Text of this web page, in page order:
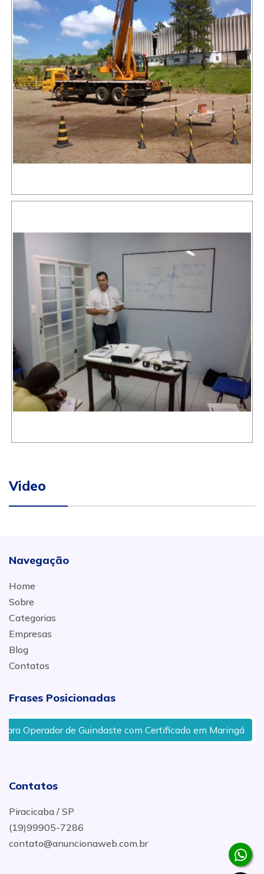
Video
Navegação
Home
Sobre
Categorias
Empresas
Blog
Contatos
Frases Posicionadas
de Guindaste com Certificado em Maringá Curso
Contatos
Piracicaba / SP
(19)99905-7286
contato@anuncionaweb.com.br